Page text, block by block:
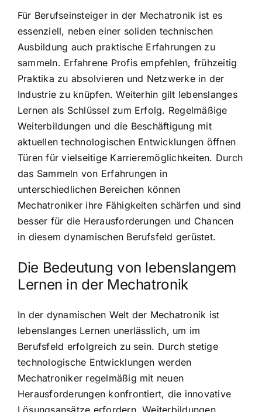
Für Berufseinsteiger in der Mechatronik ist es
essenziell, neben einer soliden technischen
Ausbildung auch praktische Erfahrungen zu
sammeln. Erfahrene Profis empfehlen, frühzeitig
Praktika zu absolvieren und Netzwerke in der
Industrie zu knüpfen. Weiterhin gilt lebenslanges
Lernen als Schlüssel zum Erfolg. Regelmäßige
Weiterbildungen und die Beschäftigung mit
aktuellen technologischen Entwicklungen öffnen
Türen für vielseitige Karrieremöglichkeiten. Durch
das Sammeln von Erfahrungen in
unterschiedlichen Bereichen können
Mechatroniker ihre Fähigkeiten schärfen und sind
besser für die Herausforderungen und Chancen
in diesem dynamischen Berufsfeld gerüstet.
Die Bedeutung von lebenslangem
Lernen in der Mechatronik
In der dynamischen Welt der Mechatronik ist
lebenslanges Lernen unerlässlich, um im
Berufsfeld erfolgreich zu sein. Durch stetige
technologische Entwicklungen werden
Mechatroniker regelmäßig mit neuen
Herausforderungen konfrontiert, die innovative